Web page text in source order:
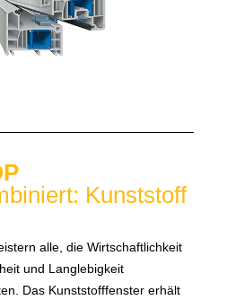
Kunststoff
alle, die Wirtschaftlichkeit
und Langlebigkeit
Das Kunststofffenster erhält